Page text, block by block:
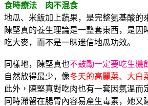
食時療法 肉不混食
地瓜、米飯加上蔬果，是完整氨基酸的
陳堅真的養生理論是一整套東西，是
吃大麥，而不是一昧迷信地瓜功效。
同樣地，陳堅真也不鼓勵一定要吃生機
自然放得最少，像冬天的高麗菜、大白
此外，陳堅真對吃肉也有一套因氣溫
同時滯留在腸胃內容易產生毒素，她又